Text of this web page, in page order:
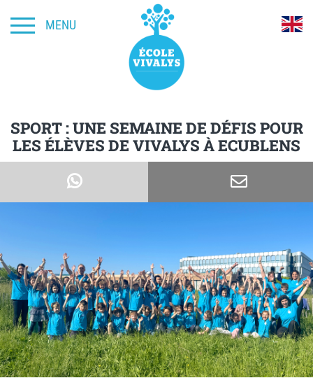
MENU
SPORT : UNE SEMAINE DE DÉFIS POUR
LES ÉLÈVES DE VIVALYS À ECUBLENS